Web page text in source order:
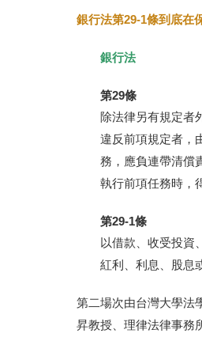
銀行法第29-1條到底在
銀行法
第29條
除法律另有規定者
違反前項規定者，
務，應負連帶清償
執行前項任務時，
第29-1條
以借款、收受投資
紅利、利息、股息
第二場次由台灣大學法
昇教授、理律法律事務